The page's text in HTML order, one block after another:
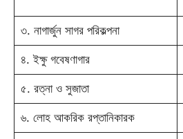
৩. নাগার্জুন সাগর পরিকল্পনা
৪. ইক্ষু গবেষণাগার
৫. রত্না ও সুজাতা
৬. লোহ আকরিক রপ্তানিকারক